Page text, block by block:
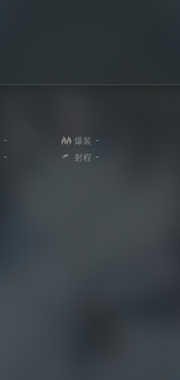
- 爆装 -
- 射程 -